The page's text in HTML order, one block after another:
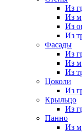
Из
Из
Из
Из
Фасады
Из
Из
Из
Цоколи
Из
Крыльцо
Из
Панно
Из